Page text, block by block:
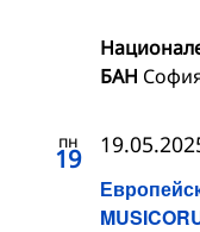
БАН
пн
19